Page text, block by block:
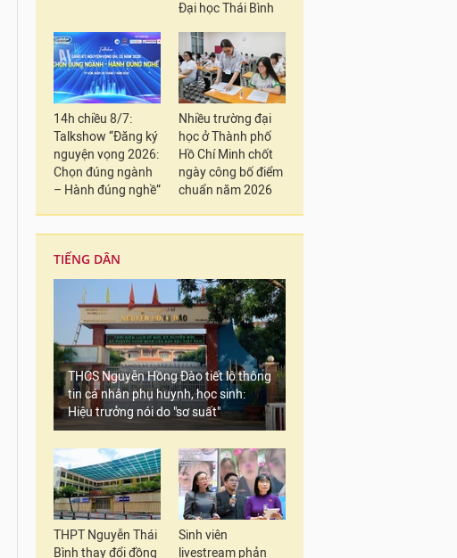
Đại học Thái Bình
14h chiều 8/7:
Talkshow “Đăng ký
nguyện vọng 2026:
Chọn đúng ngành
– Hành đúng nghề”
Nhiều trường đại
học ở Thành phố
Hồ Chí Minh chốt
ngày công bố điểm
chuẩn năm 2026
TIẾNG DÂN
THCS Nguyễn Hồng Đào tiết lộ thông
tin cá nhân phụ huynh, học sinh:
Hiệu trưởng nói do "sơ suất"
THPT Nguyễn Thái
Bình thay đổi đồng
Sinh viên
livestream phản